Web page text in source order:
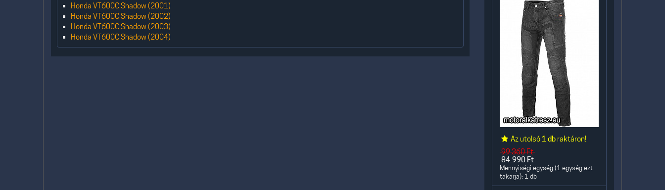
Honda VT600C Shadow (2001)
Honda VT600C Shadow (2002)
Honda VT600C Shadow (2003)
Honda VT600C Shadow (2004)
Az utolsó 1 db raktáron!
99.360Ft
84.990 Ft
Mennyiségi egység (1 egység ezt
takarja): 1 db